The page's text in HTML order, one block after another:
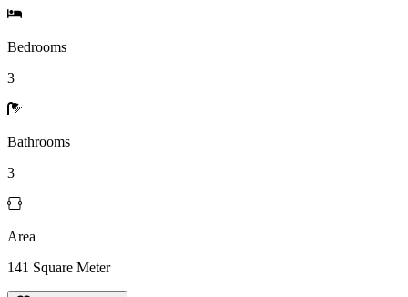
Bedrooms
3
Bathrooms
3
Area
141 Square Meter